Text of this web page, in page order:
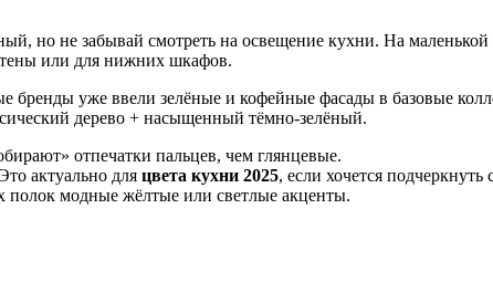
но не забывай смотреть на освещение кухни. На
или для нижних шкафов.
бренды уже ввели зелёные и кофейные фасады в базовые
дерево + насыщенный тёмно-зелёный.
отпечатки пальцев, чем глянцевые.
актуально для цвета кухни 2025, если хочется подчеркнуть
полок модные жёлтые или светлые акценты.